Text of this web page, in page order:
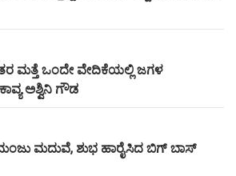
ಮತ್ತೆ ಒಂದೇ ವೇದಿಕೆಯಲ್ಲಿ ಜಗಳ
ಅಶ್ವಿನಿ ಗೌಡ
ಮದುವೆ, ಶುಭ ಹಾರೈಸಿದ ಬಿಗ್ ಬಾಸ್